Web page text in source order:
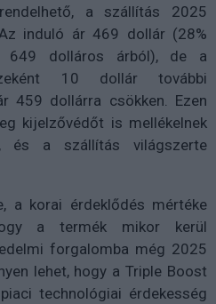
a szállítás 2025
induló ár 469 dollár (28%
649 dolláros árból), de a
10 dollár további
459 dollárra csökken. Ezen
kijelzővédőt is mellékelnek
és a szállítás világszerte
a korai érdeklődés mértéke
a termék mikor kerül
forgalomba még 2025
lehet, hogy a Triple Boost
technológiai érdekesség